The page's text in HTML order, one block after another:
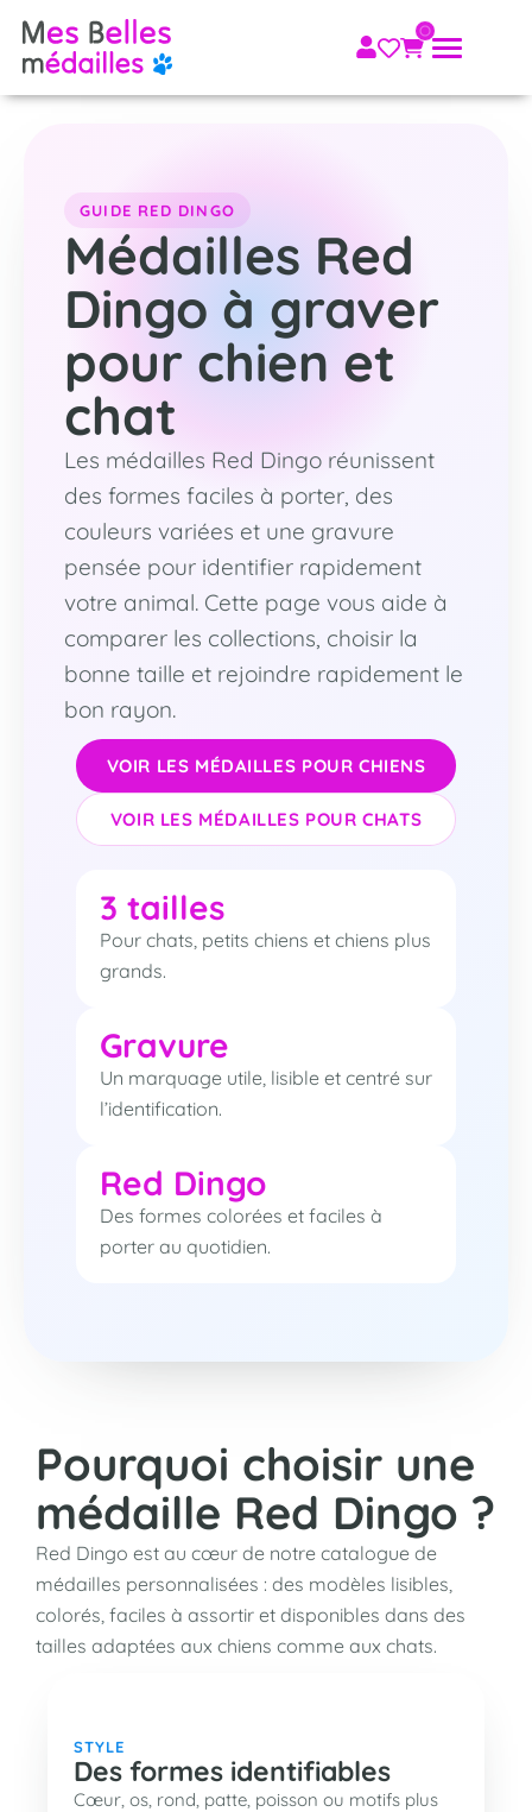
GUIDE RED DINGO
Médailles Red
Dingo à graver
pour chien et
chat
Les médailles Red Dingo réunissent
des formes faciles à porter, des
couleurs variées et une gravure
pensée pour identifier rapidement
votre animal. Cette page vous aide à
comparer les collections, choisir la
bonne taille et rejoindre rapidement le
bon rayon.
VOIR LES MÉDAILLES POUR CHIENS
VOIR LES MÉDAILLES POUR CHATS
3 tailles
Pour chats, petits chiens et chiens plus
grands.
Gravure
Un marquage utile, lisible et centré sur
l’identification.
Red Dingo
Des formes colorées et faciles à
porter au quotidien.
Pourquoi choisir une
médaille Red Dingo ?
Red Dingo est au cœur de notre catalogue de
médailles personnalisées : des modèles lisibles,
colorés, faciles à assortir et disponibles dans des
tailles adaptées aux chiens comme aux chats.
STYLE
Des formes identifiables
Cœur, os, rond, patte, poisson ou motifs plus